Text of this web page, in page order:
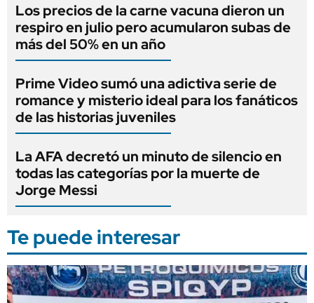
Los precios de la carne vacuna dieron un
respiro en julio pero acumularon subas de
más del 50% en un año
Prime Video sumó una adictiva serie de
romance y misterio ideal para los fanáticos
de las historias juveniles
La AFA decretó un minuto de silencio en
todas las categorías por la muerte de
Jorge Messi
Te puede interesar